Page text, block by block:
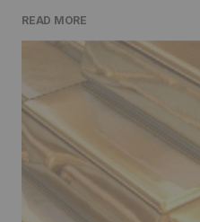
Il tuo indirizzo email
campi obbligatori
READ MORE